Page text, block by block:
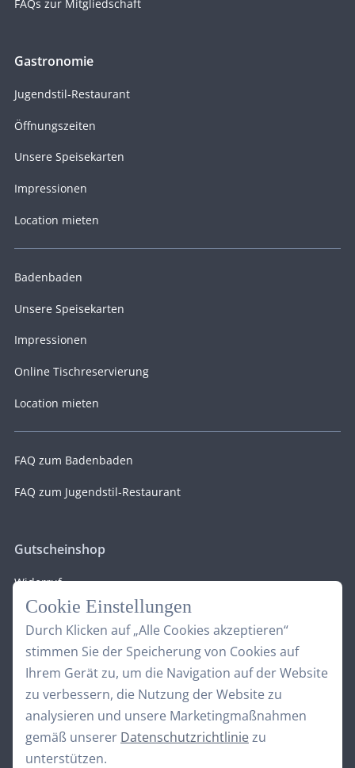
FAQs zur Mitgliedschaft
Gastronomie
Jugendstil-Restaurant
Öffnungszeiten
Unsere Speisekarten
Impressionen
Location mieten
Badenbaden
Unsere Speisekarten
Impressionen
Online Tischreservierung
Location mieten
FAQ zum Badenbaden
FAQ zum Jugendstil-Restaurant
Gutscheinshop
Widerruf
Unsere Wellnessgruppe
Cookie Einstellungen
Durch Klicken auf „Alle Cookies akzeptieren“
stimmen Sie der Speicherung von Cookies auf
Ihrem Gerät zu, um die Navigation auf der Website
zu verbessern, die Nutzung der Website zu
analysieren und unsere Marketingmaßnahmen
gemäß unserer Datenschutzrichtliniezu
unterstützen.